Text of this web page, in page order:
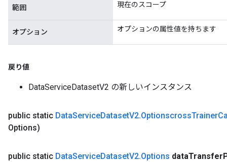
範囲 現在のスコープ
オプション オプションの属性値を持ちます
戻り値
DataServiceDatasetV2 の新しいインスタンス
public static DataServiceDatasetV2.OptionscrossTrainer
Options)
public static DataServiceDatasetV2.Options dataTransfer